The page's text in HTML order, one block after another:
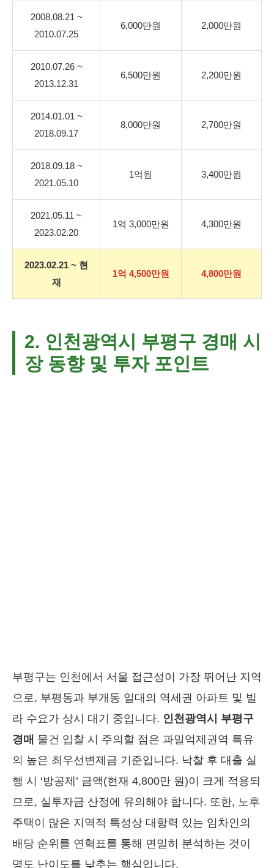
2008.08.21 ~
2010.07.25
6,000만원 2,000만원
2010.07.26 ~
2013.12.31
6,500만원 2,200만원
2014.01.01 ~
2018.09.17
8,000만원 2,700만원
2018.09.18 ~
2021.05.10
1억원 3,400만원
2021.05.11 ~
2023.02.20
1억 3,000만원 4,300만원
2023.02.21 ~ 현
재
1억 4,500만원 4,800만원
2. 인천광역시 부평구 경매 시
장 동향 및 투자 포인트
부평구는 인천에서 서울 접근성이 가장 뛰어난 지역
으로, 부평동과 부개동 일대의 역세권 아파트 및 빌
라 수요가 상시 대기 중입니다. 인천광역시 부평구
경매 물건 입찰 시 주의할 점은 과밀억제권역 특유
의 높은 최우선변제금 기준입니다. 낙찰 후 대출 실
행 시 ‘방공제’ 금액(현재 4,800만 원)이 크게 적용되
므로, 실투자금 산정에 유의해야 합니다. 또한, 노후
주택이 많은 지역적 특성상 대항력 있는 임차인의
배당 순위를 연혁표를 통해 면밀히 분석하는 것이
명도 난이도를 낮추는 핵심입니다.